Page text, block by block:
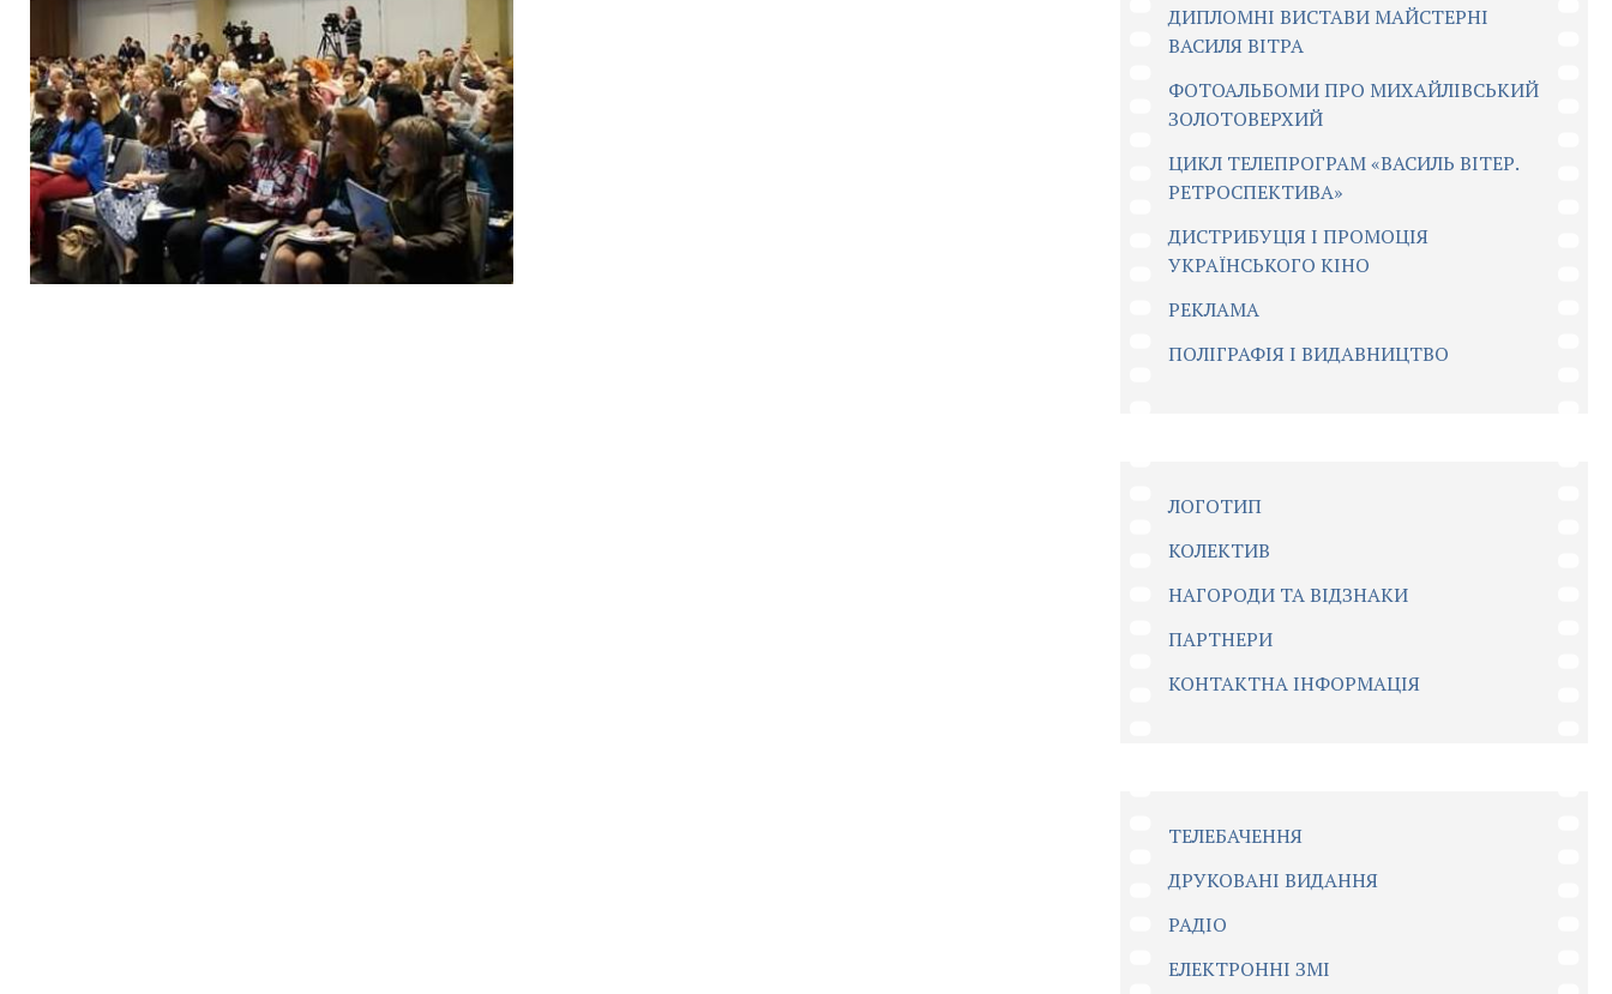
ДИПЛОМНІ ВИСТАВИ МАЙСТЕРНІ
ВАСИЛЯ ВІТРА
ФОТОАЛЬБОМИ ПРО МИХАЙЛІВСЬКИЙ
ЗОЛОТОВЕРХИЙ
ЦИКЛ ТЕЛЕПРОГРАМ «ВАСИЛЬ ВІТЕР.
РЕТРОСПЕКТИВА»
ДИСТРИБУЦІЯ І ПРОМОЦІЯ
УКРАЇНСЬКОГО КІНО
РЕКЛАМА
ПОЛІГРАФІЯ І ВИДАВНИЦТВО
ЛОГОТИП
КОЛЕКТИВ
НАГОРОДИ ТА ВІДЗНАКИ
ПАРТНЕРИ
КОНТАКТНА ІНФОРМАЦІЯ
ТЕЛЕБАЧЕННЯ
ДРУКОВАНІ ВИДАННЯ
РАДІО
ЕЛЕКТРОННІ ЗМІ